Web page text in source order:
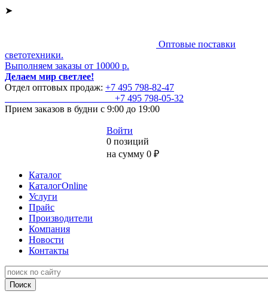
➤
Оптовые поставки
светотехники.
Выполняем заказы от 10000 р.
Делаем мир светлее!
Отдел оптовых продаж: +7 495 798-82-47
+7 495 798-05-32
Прием заказов в будни с 9:00 до 19:00
Войти
0 позиций
на сумму 0 ₽
Каталог
КаталогOnline
Услуги
Прайс
Производители
Компания
Новости
Контакты